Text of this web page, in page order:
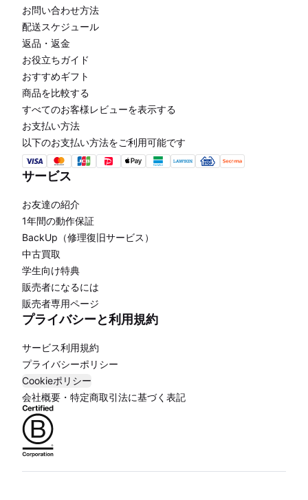
お問い合わせ方法
配送スケジュール
返品・返金
お役立ちガイド
おすすめギフト
商品を比較する
すべてのお客様レビューを表示する
お支払い方法
以下のお支払い方法をご利用可能です
サービス
お友達の紹介
1年間の動作保証
BackUp（修理復旧サービス）
中古買取
学生向け特典
販売者になるには
販売者専用ページ
プライバシーと利用規約
サービス利用規約
プライバシーポリシー
Cookieポリシー
会社概要・特定商取引法に基づく表記